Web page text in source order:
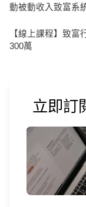
動被動收入致富系
【線上課程】致
300萬
立即訂